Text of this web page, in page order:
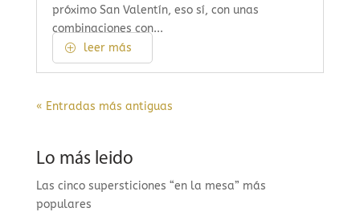
próximo San Valentín, eso sí, con unas
combinaciones con...
leer más
« Entradas más antiguas
Lo más leido
Las cinco supersticiones “en la mesa” más
populares